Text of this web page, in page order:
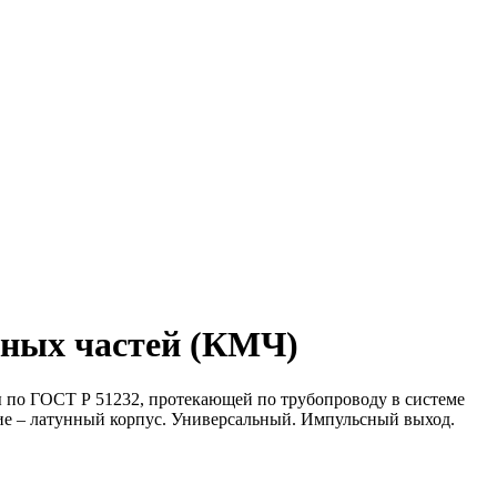
частей (КМЧ)
ГОСТ Р 51232, протекающей по трубопроводу в системе
– латунный корпус. Универсальный. Импульсный выход.